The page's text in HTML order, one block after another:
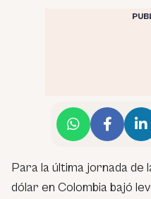
Para la última jornada de
dólar en Colombia bajó